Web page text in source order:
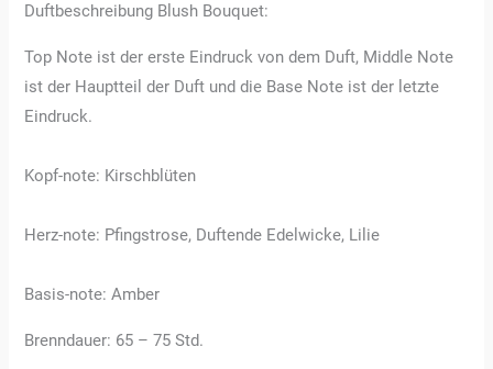
Duftbeschreibung Blush Bouquet:
Top Note ist der erste Eindruck von dem Duft, Middle Note
ist der Hauptteil der Duft und die Base Note ist der letzte
Eindruck.
Kopf-note: Kirschblüten
Herz-note: Pfingstrose, Duftende Edelwicke, Lilie
Basis-note: Amber
Brenndauer: 65 – 75 Std.